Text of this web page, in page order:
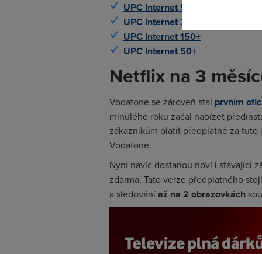
UPC Internet 500+
UPC Internet 300+
UPC Internet 150+
UPC Internet 50+
Netflix na 3
Vodafone se zároveň stal prvním
minulého roku začal nabízet
zákazníkům platit předplatné za tuto
Vodafone.
Nyní navíc dostanou noví i stávající
zdarma. Tato verze předplatného
a sledováníaž na 2 obrazovkách